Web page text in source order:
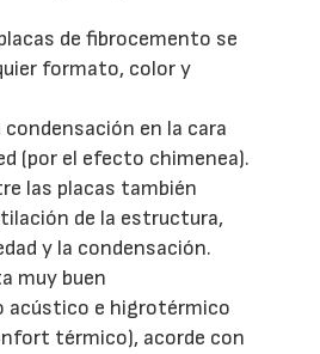
de fibrocemento se
formato, color y
en la cara
(por el efecto chimenea).
las placas también
de la estructura,
y la condensación.
muy buen
acústico e higrotérmico
térmico), acorde con